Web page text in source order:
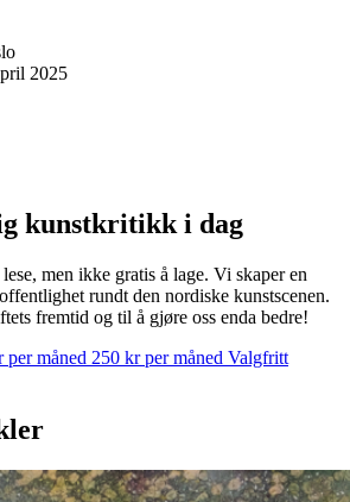
2025
kunstkritikk i dag
men ikke gratis å lage. Vi skaper en
rundt den nordiske kunstscenen.
fremtid og til å gjøre oss enda bedre!
per måned 250 kr per måned Valgfritt